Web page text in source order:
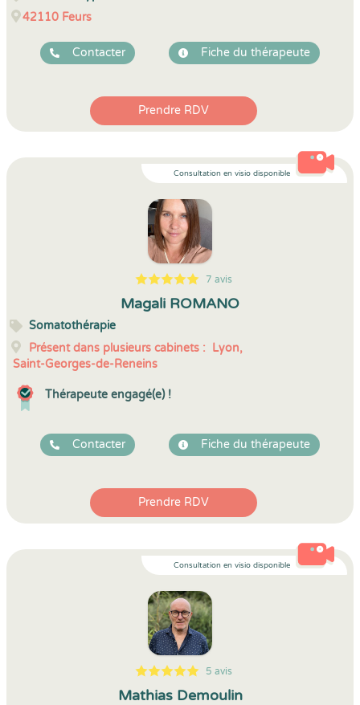
42110 Feurs
Contacter Fiche du thérapeute
Prendre RDV
Consultation en visio disponible
5
1
5
7 7 avis
Magali ROMANO
Somatothérapie
Présent dans plusieurs cabinets : Lyon,
Saint-Georges-de-Reneins
Thérapeute engagé(e) !
Contacter Fiche du thérapeute
Prendre RDV
Consultation en visio disponible
5
1
5
5 5 avis
Mathias Demoulin